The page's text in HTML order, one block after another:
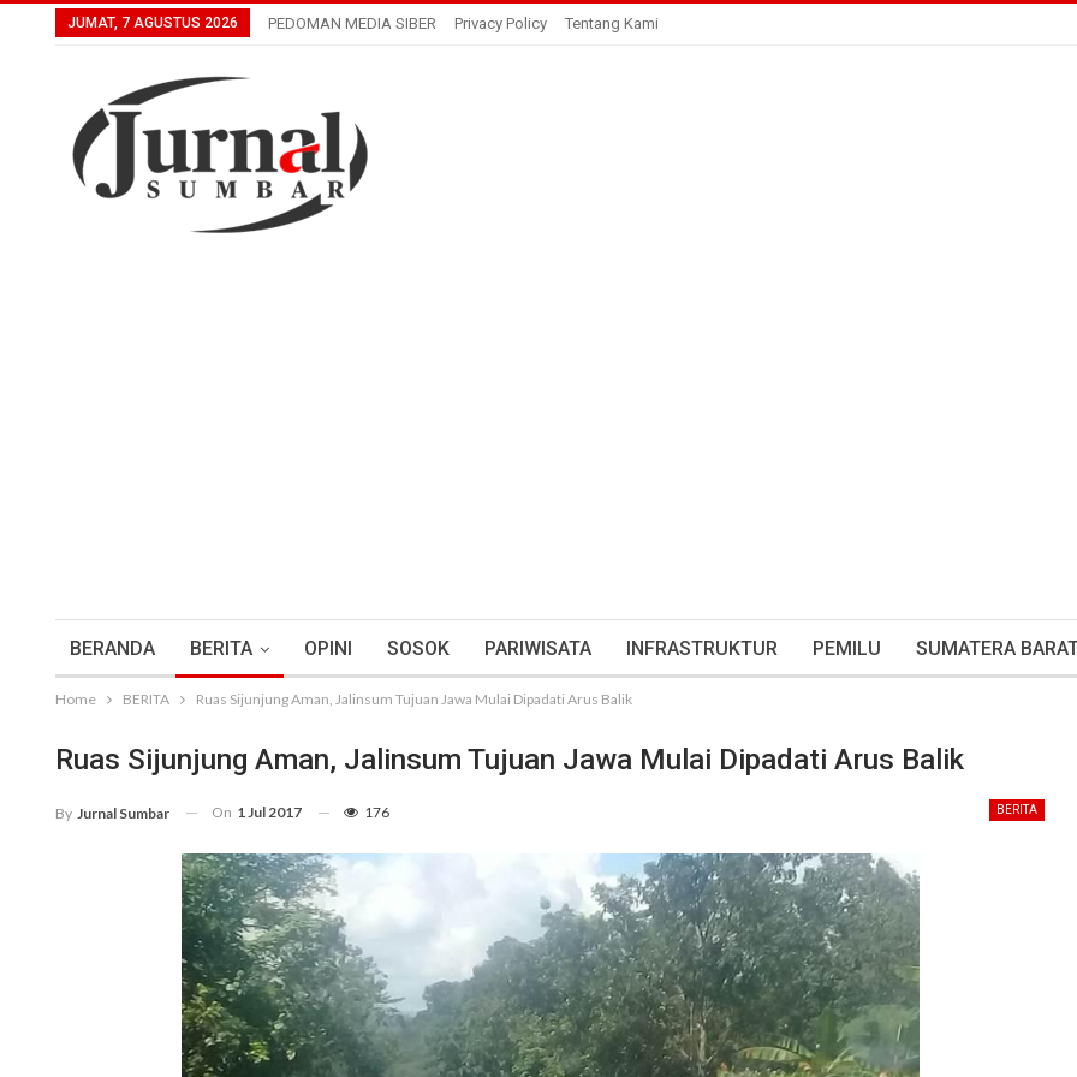
JUMAT, 7 AGUSTUS 2026 PEDOMAN MEDIA SIBER Privacy Policy Tentang Kami
BERANDA BERITA OPINI SOSOK PARIWISATA INFRASTRUKTUR PEMILU SUMATERA
Home BERITA Ruas Sijunjung Aman, Jalinsum Tujuan Jawa Mulai Dipadati Arus Balik
Ruas Sijunjung Aman, Jalinsum Tujuan Jawa Mulai Dipadati Arus Balik
BERITA
By Jurnal Sumbar On 1 Jul 2017 176